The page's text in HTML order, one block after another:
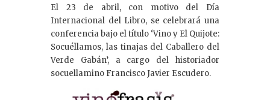
El 23 de abril, con motivo del Día
Internacional del Libro, se celebrará una
conferencia bajo el título ‘Vino y El Quijote:
Socuéllamos, las tinajas del Caballero del
Verde Gabán’, a cargo del historiador
socuellamino Francisco Javier Escudero.